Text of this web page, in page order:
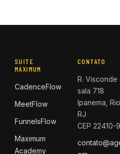
SUITE
MAXIMUM
CadenceFlow
MeetFlow
FunnelsFlow
Maximum
Academy
CONTATO
R.
sala 718
Ipanema,
RJ
CEP 22410-